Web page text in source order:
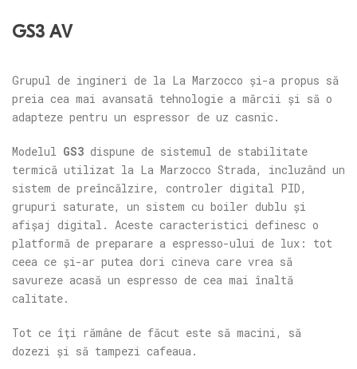
GS3 AV
Grupul de ingineri de la La Marzocco și-a propus să
preia cea mai avansată tehnologie a mărcii și să o
adapteze pentru un espressor de uz casnic.
Modelul GS3 dispune de sistemul de stabilitate
termică utilizat la La Marzocco Strada, incluzând un
sistem de preîncălzire, controler digital PID,
grupuri saturate, un sistem cu boiler dublu și
afișaj digital. Aceste caracteristici definesc o
platformă de preparare a espresso-ului de lux: tot
ceea ce și-ar putea dori cineva care vrea să
savureze acasă un espresso de cea mai înaltă
calitate.
Tot ce îți rămâne de făcut este să macini, să
dozezi și să tampezi cafeaua.